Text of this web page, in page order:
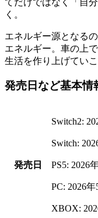
く。
エネルギー源となる
エネルギー。車の上
生活を作り上げていこ
発売日など基本情
発売日
Switch2:
Switch:
PS5: 2026
PC: 2026年
XBOX: